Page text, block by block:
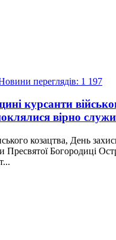
переглядів: 1 197
курсанти
вірно
козацтва, День
Пресвятої Богородиці